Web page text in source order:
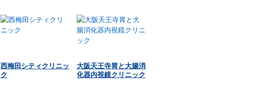
西梅田シティクリニッ
ク
大阪天王寺胃と大腸消
化器内視鏡クリニック